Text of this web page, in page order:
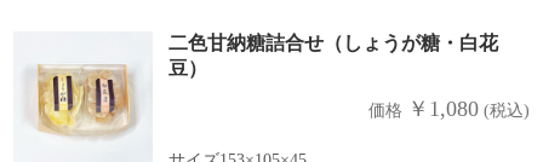
二色甘納糖詰合せ（しょうが糖・白花
豆）
価格 ￥1,080(税込)